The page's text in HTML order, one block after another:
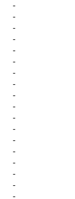
-
-
-
-
-
-
-
-
-
-
-
-
-
-
-
-
-
-